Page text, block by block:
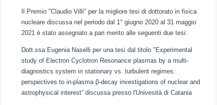
Il Premio "Claudio Villi" per la migliore tesi di dottorato in fisica
nucleare discussa nel periodo dal 1° giugno 2020 al 31 maggio
2021 è stato assegnato a pari merito alle seguenti due tesi:
Dott.ssa Eugenia Naselli per una tesi dal titolo "Experimental
study of Electron Cyclotron Resonance plasmas by a multi-
diagnostics system in stationary vs. turbulent regimes:
perspectives to in-plasma β-decay investigations of nuclear and
astrophysical interest” discussa presso l'Univesità di Catania